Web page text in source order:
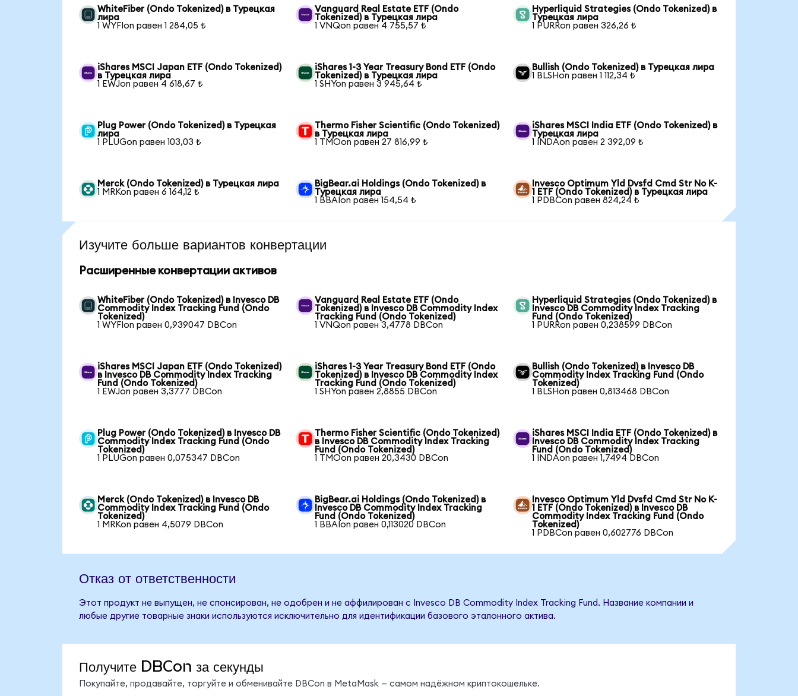
WhiteFiber (Ondo Tokenized) в Турецкая
лира
1 WYFIon равен 1 284,05 ₺
Vanguard Real Estate ETF (Ondo
Tokenized) в Турецкая лира
1 VNQon равен 4 755,57 ₺
Hyperliquid Strategies (Ondo Tokenized) в
Турецкая лира
1 PURRon равен 326,26 ₺
iShares MSCI Japan ETF (Ondo Tokenized)
в Турецкая лира
1 EWJon равен 4 618,67 ₺
iShares 1-3 Year Treasury Bond ETF (Ondo
Tokenized) в Турецкая лира
1 SHYon равен 3 945,64 ₺
Bullish (Ondo Tokenized) в Турецкая лира
1 BLSHon равен 1 112,34 ₺
Plug Power (Ondo Tokenized) в Турецкая
лира
1 PLUGon равен 103,03 ₺
Thermo Fisher Scientific (Ondo Tokenized)
в Турецкая лира
1 TMOon равен 27 816,99 ₺
iShares MSCI India ETF (Ondo Tokenized) в
Турецкая лира
1 INDAon равен 2 392,09 ₺
Merck (Ondo Tokenized) в Турецкая лира
1 MRKon равен 6 164,12 ₺
BigBear.ai Holdings (Ondo Tokenized) в
Турецкая лира
1 BBAIon равен 154,54 ₺
Invesco Optimum Yld Dvsfd Cmd Str No K-
1 ETF (Ondo Tokenized) в Турецкая лира
1 PDBCon равен 824,24 ₺
Изучите больше вариантов конвертации
Расширенные конвертации активов
WhiteFiber (Ondo Tokenized) в Invesco DB
Commodity Index Tracking Fund (Ondo
Tokenized)
1 WYFIon равен 0,939047 DBCon
Vanguard Real Estate ETF (Ondo
Tokenized) в Invesco DB Commodity Index
Tracking Fund (Ondo Tokenized)
1 VNQon равен 3,4778 DBCon
Hyperliquid Strategies (Ondo Tokenized) в
Invesco DB Commodity Index Tracking
Fund (Ondo Tokenized)
1 PURRon равен 0,238599 DBCon
iShares MSCI Japan ETF (Ondo Tokenized)
в Invesco DB Commodity Index Tracking
Fund (Ondo Tokenized)
1 EWJon равен 3,3777 DBCon
iShares 1-3 Year Treasury Bond ETF (Ondo
Tokenized) в Invesco DB Commodity Index
Tracking Fund (Ondo Tokenized)
1 SHYon равен 2,8855 DBCon
Bullish (Ondo Tokenized) в Invesco DB
Commodity Index Tracking Fund (Ondo
Tokenized)
1 BLSHon равен 0,813468 DBCon
Plug Power (Ondo Tokenized) в Invesco DB
Commodity Index Tracking Fund (Ondo
Tokenized)
1 PLUGon равен 0,075347 DBCon
Thermo Fisher Scientific (Ondo Tokenized)
в Invesco DB Commodity Index Tracking
Fund (Ondo Tokenized)
1 TMOon равен 20,3430 DBCon
iShares MSCI India ETF (Ondo Tokenized) в
Invesco DB Commodity Index Tracking
Fund (Ondo Tokenized)
1 INDAon равен 1,7494 DBCon
Merck (Ondo Tokenized) в Invesco DB
Commodity Index Tracking Fund (Ondo
Tokenized)
1 MRKon равен 4,5079 DBCon
BigBear.ai Holdings (Ondo Tokenized) в
Invesco DB Commodity Index Tracking
Fund (Ondo Tokenized)
1 BBAIon равен 0,113020 DBCon
Invesco Optimum Yld Dvsfd Cmd Str No K-
1 ETF (Ondo Tokenized) в Invesco DB
Commodity Index Tracking Fund (Ondo
Tokenized)
1 PDBCon равен 0,602776 DBCon
Отказ от ответственности
Этот продукт не выпущен, не спонсирован, не одобрен и не аффилирован с Invesco DB Commodity Index Tracking Fund. Название компании и
любые другие товарные знаки используются исключительно для идентификации базового эталонного актива.
Получите DBCon за секунды
Покупайте, продавайте, торгуйте и обменивайте DBCon в MetaMask — самом надёжном криптокошельке.